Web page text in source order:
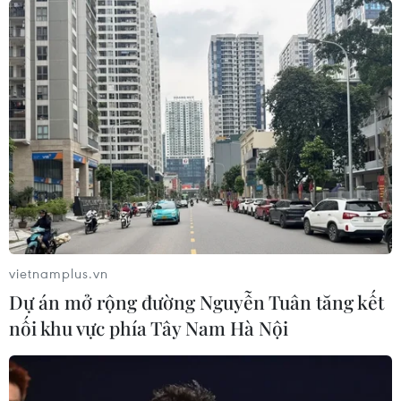
(TTXVN/Vietnam+)
#Thông tấn xã Việt Nam
#Ngày Báo chí Cách mạng Việt Nam
vietnamplus.vn
Dự án mở rộng đường Nguyễn Tuân tăng kết
nối khu vực phía Tây Nam Hà Nội